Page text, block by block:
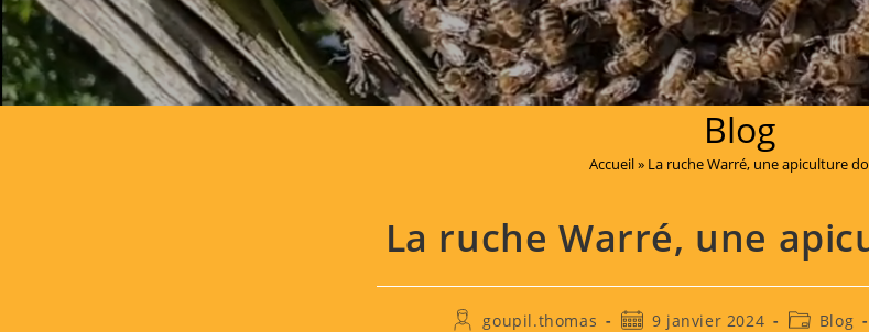
VENTE DE MIELS, POLLENS, ESSAIMS D'ABEILLES, REINES
Blog
Accueil» La ruche Warré, une apiculture
La ruche Warré, une
Auteur/autrice
goupil.thomas
Publication
9 janvier 2024
PostBlog